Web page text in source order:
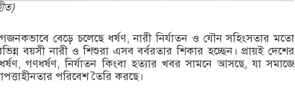
বেড়ে চলেছে ধর্ষণ, নারী নির্যাতন ও যৌন সহিংসতার মতো
বয়সী নারী ও শিশুরা এসব বর্বরতার শিকার হচ্ছেন। প্রায়ই দেশের
ধর্ষণ, গণধর্ষণ, নির্যাতন কিংবা হত্যার খবর সামনে আসছে, যা সমাজে
পরিবেশ তৈরি করছে।